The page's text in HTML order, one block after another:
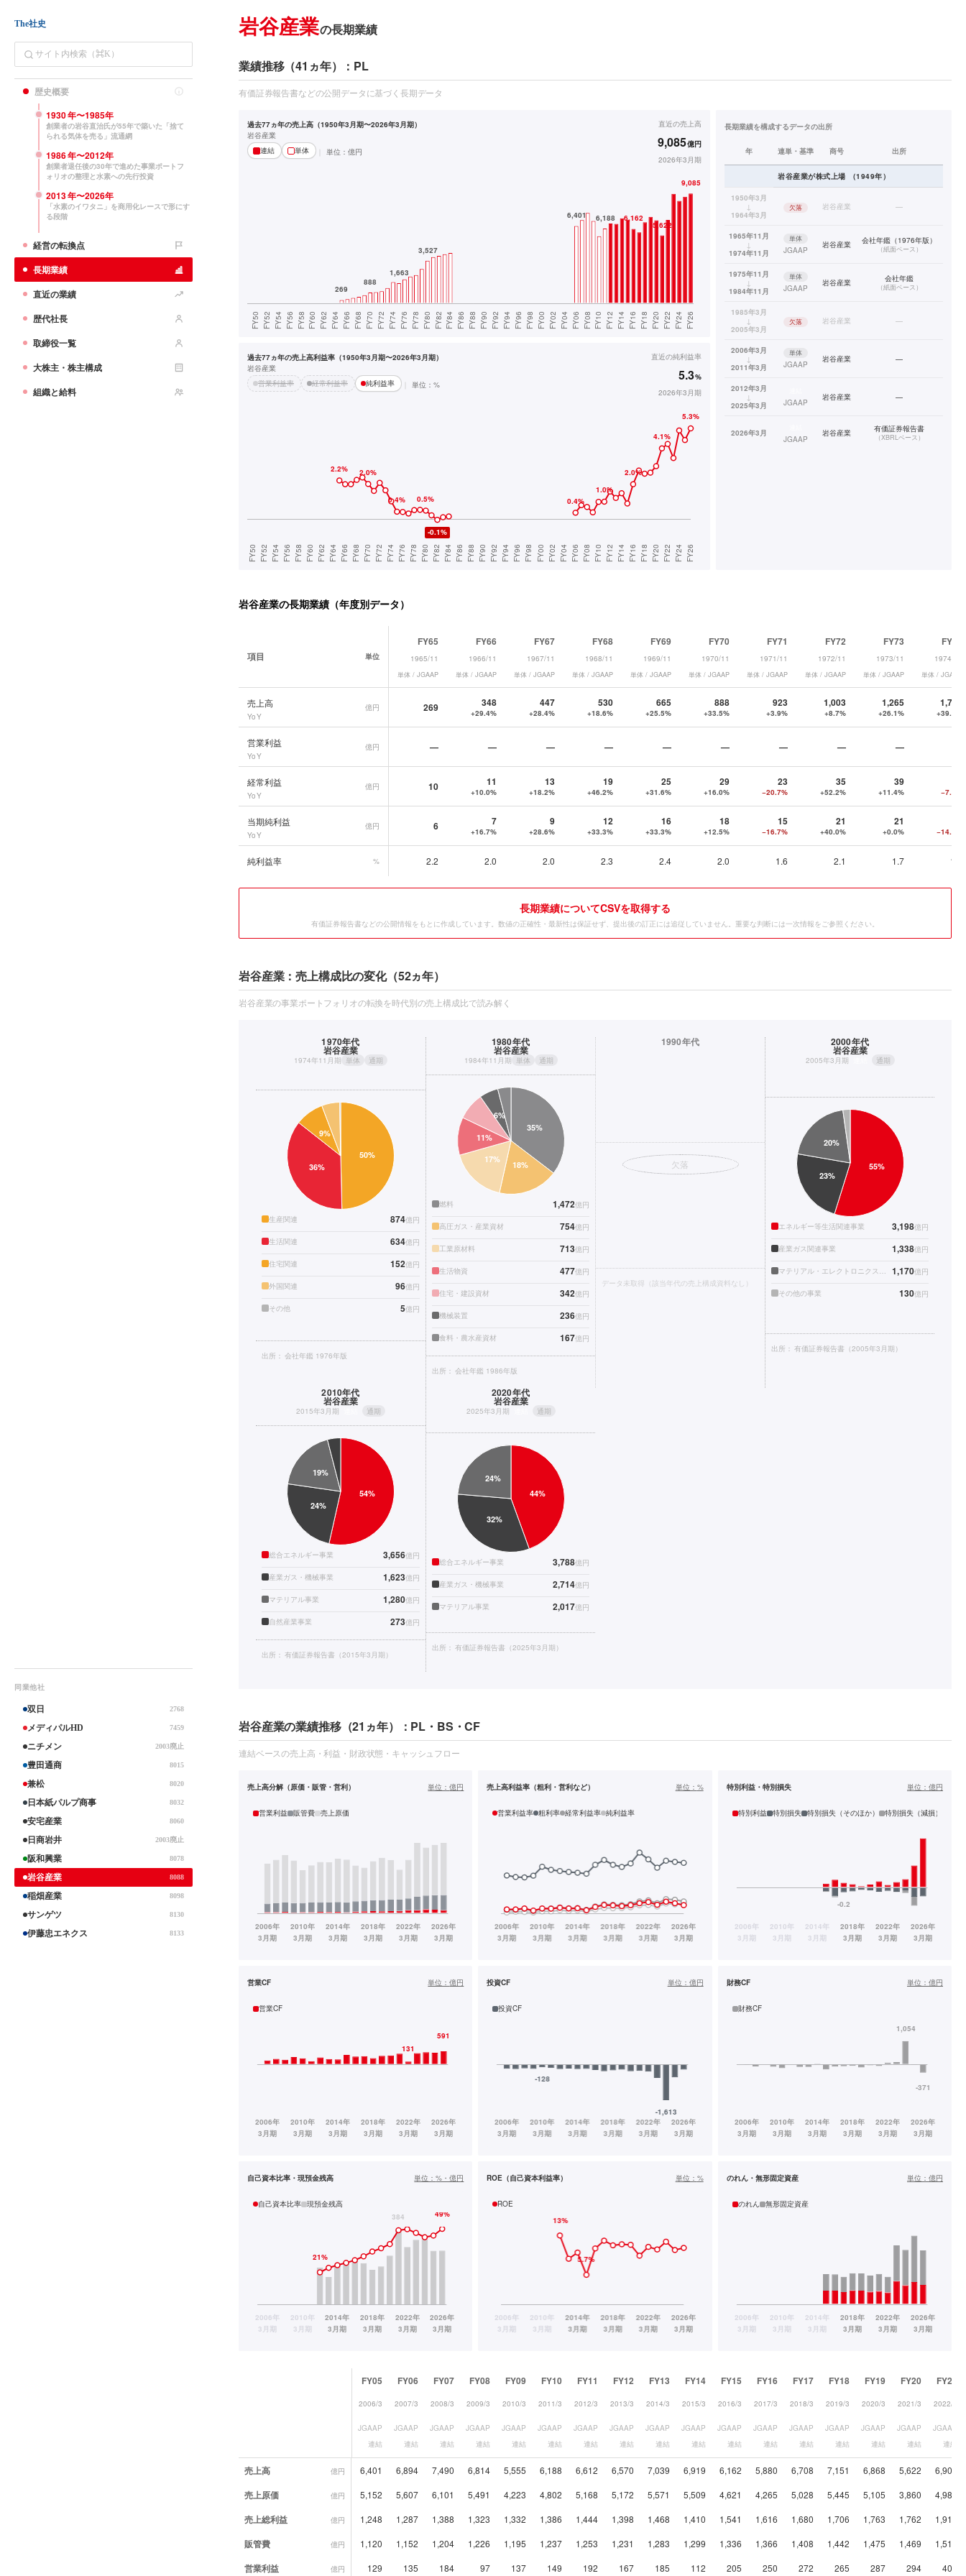
The社史
歴史概要
1930年〜1985年
創業者の岩谷直治氏が55年で築いた「捨て
られる気体を売る」流通網
1986年〜2012年
創業者退任後の30年で進めた事業ポートフ
ォリオの整理と水素への先行投資
2013年〜2026年
「水素のイワタニ」を商用化レースで形にす
る段階
経営の転換点
長期業績
直近の業績
歴代社長
取締役一覧
大株主・株主構成
組織と給料
同業他社
双日 2768
メディパルHD 7459
ニチメン 2003廃止
豊田通商 8015
兼松 8020
日本紙パルプ商事 8032
安宅産業 8060
日商岩井 2003廃止
阪和興業 8078
岩谷産業 8088
稲畑産業 8098
サンゲツ 8130
伊藤忠エネクス 8133
岩谷産業の長期業績
業績推移（41ヵ年）：PL
有価証券報告書などの公開データに基づく長期データ
過去77ヵ年の売上高（1950年3月期〜2026年3月期）
岩谷産業
連結
単体 単位： 億円
直近の売上高
9,085億円
2026年3月期
過去77ヵ年の売上高利益率（1950年3月期〜2026年3月期）
岩谷産業
営業利益率
経常利益率 純利益率 単位：%
直近の純利益率
5.3%
2026年3月期
長期業績を構成するデータの出所
年 連単・基準 商号 出所
岩谷産業が株式上場 （1949年）
1950年3月
↓
1964年3月
欠落 岩谷産業 —
1965年11月
↓
1974年11月
単体
JGAAP
岩谷産業 会社年鑑（1976年版）
（紙面ベース）
1975年11月
↓
1984年11月
単体
JGAAP
岩谷産業 会社年鑑
（紙面ベース）
1985年3月
↓
2005年3月
欠落 岩谷産業 —
2006年3月
↓
2011年3月
単体
JGAAP
岩谷産業 —
2012年3月
↓
2025年3月
JGAAP
岩谷産業 —
2026年3月
JGAAP
岩谷産業 有価証券報告書
（XBRLベース）
岩谷産業の長期業績（年度別データ）
項目 単位
FY65
1965/11
単体 / JGAAP
FY66
1966/11
単体 / JGAAP
FY67
1967/11
単体 / JGAAP
FY68
1968/11
単体 / JGAAP
FY69
1969/11
単体 / JGAAP
FY70
1970/11
単体 / JGAAP
FY71
1971/11
単体 / JGAAP
FY72
1972/11
単体 / JGAAP
FY73
1973/11
単体 / JGAAP
FY74
1974/11
単体 / JGAAP
売上高
YoY
億円 269 348
+29.4%
447
+28.4%
530
+18.6%
665
+25.5%
888
+33.5%
923
+3.9%
1,003
+8.7%
1,265
+26.1%
1,762
+39.3%
営業利益
YoY
億円 — — — — — — — — —
経常利益
YoY
億円 10 11
+10.0%
13
+18.2%
19
+46.2%
25
+31.6%
29
+16.0%
23
−20.7%
35
+52.2%
39
+11.4% −7.7%
当期純利益
YoY
億円 6 7
+16.7%
9
+28.6%
12
+33.3%
16
+33.3%
18
+12.5%
15
−16.7%
21
+40.0%
21
+0.0% −14.3%
純利益率 % 2.2 2.0 2.0 2.3 2.4 2.0 1.6 2.1 1.7 1.0
長期業績についてCSVを取得する
有価証券報告書などの公開情報をもとに作成しています。数値の正確性・最新性は保証せず、提出後の訂正には追従していません。重要な判断には一次情報をご参照ください。
岩谷産業：売上構成比の変化（52ヵ年）
岩谷産業の事業ポートフォリオの転換を時代別の売上構成比で読み解く
1970年代
岩谷産業
1974年11月期 単体 通期
生産関連 874億円
生活関連 634億円
住宅関連 152億円
外国関連 96億円
その他 5億円
出所： 会社年鑑 1976年版
1980年代
岩谷産業
1984年11月期 単体 通期
燃料 1,472億円
高圧ガス・産業資材 754億円
工業原材料 713億円
生活物資 477億円
住宅・建設資材 342億円
機械装置 236億円
食料・農水産資材 167億円
出所： 会社年鑑 1986年版
1990年代
欠落
データ未取得（該当年代の売上構成資料なし）
2000年代
岩谷産業
2005年3月期 通期
エネルギー等生活関連事業 3,198億円
産業ガス関連事業 1,338億円
マテリアル・エレクトロニクス関連事業 1,170億円
その他の事業 130億円
出所： 有価証券報告書（2005年3月期）
2010年代
岩谷産業
2015年3月期 通期
総合エネルギー事業 3,656億円
産業ガス・機械事業 1,623億円
マテリアル事業 1,280億円
自然産業事業 273億円
出所： 有価証券報告書（2015年3月期）
2020年代
岩谷産業
2025年3月期 通期
総合エネルギー事業 3,788億円
産業ガス・機械事業 2,714億円
マテリアル事業 2,017億円
出所： 有価証券報告書（2025年3月期）
岩谷産業の業績推移（21ヵ年）：PL・BS・CF
連結ベースの売上高・利益・財政状態・キャッシュフロー
売上高分解（原価・販管・営利） 単位：億円
営業利益 販管費 売上原価
売上高利益率（粗利・営利など） 単位： %
営業利益率 粗利率 経常利益率 純利益率
特別利益・特別損失 単位： 億円
特別利益 特別損失 特別損失（そのほか） 特別損失（減損）
営業CF 単位：億円
営業CF
投資CF 単位： 億円
投資CF
財務CF 単位： 億円
財務CF
自己資本比率・現預金残高 単位：%・億円
自己資本比率 現預金残高
ROE（自己資本利益率） 単位： %
ROE
のれん・無形固定資産 単位： 億円
のれん 無形固定資産
業績データ一覧
FY05 FY06 FY07 FY08 FY09 FY10 FY11 FY12 FY13 FY14 FY15 FY16 FY17 FY18 FY19 FY20 FY21
2006/3 2007/3 2008/3 2009/3 2010/3 2011/3 2012/3 2013/3 2014/3 2015/3 2016/3 2017/3 2018/3 2019/3 2020/3 2021/3 2022/3
JGAAP
連結
JGAAP
連結
JGAAP
連結
JGAAP
連結
JGAAP
連結
JGAAP
連結
JGAAP
連結
JGAAP
連結
JGAAP
連結
JGAAP
連結
JGAAP
連結
JGAAP
連結
JGAAP
連結
JGAAP
連結
JGAAP
連結
JGAAP
連結
JGAAP
連結
売上高 億円 6,401 6,894 7,490 6,814 5,555 6,188 6,612 6,570 7,039 6,919 6,162 5,880 6,708 7,151 6,868 5,622 6,904
売上原価 億円 5,152 5,607 6,101 5,491 4,223 4,802 5,168 5,172 5,571 5,509 4,621 4,265 5,028 5,445 5,105 3,860 4,986
売上総利益 億円 1,248 1,287 1,388 1,323 1,332 1,386 1,444 1,398 1,468 1,410 1,541 1,616 1,680 1,706 1,763 1,762 1,918
販管費 億円 1,120 1,152 1,204 1,226 1,195 1,237 1,253 1,231 1,283 1,299 1,336 1,366 1,408 1,442 1,475 1,469 1,517
営業利益 億円 129 135 184 97 137 149 192 167 185 112 205 250 272 265 287 294 401